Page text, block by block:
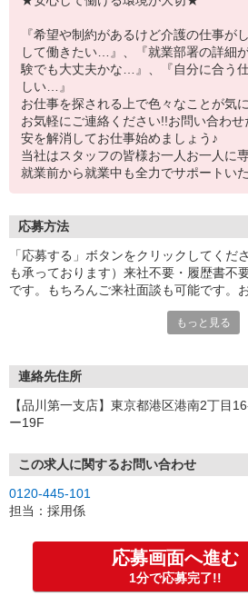
『希望や制約があるけど介護の仕事
して働きたい…』、『就業部署の詳細
験でも大丈夫かな…』、『自分に合う
しい…』
お仕事を探される上で色々なことが気
お気軽にご連絡ください!!お問い合わ
安を解消してお仕事始めましょう♪
当社はスタッフの皆様お一人お一人に
就業前から就業中も全力でサポートい
応募方法
「応募する」ボタンをクリックしてくだ
も承っております）来社不要・履歴書不
です。もちろんご来社面談も可能です。
もっと見る
連絡先住所
【品川第一支店】東京都港区港南2丁目
ー19F
この求人に関するお問い合わせ
0120-445-101
担当：採用係
応募画面へ進む
1分で応募完了!!